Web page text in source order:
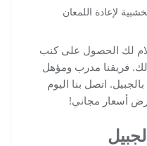
لإعادة اللمعان
لك الحصول على كنب
فريقنا مدرب ومؤهل
اتصل بنا اليوم
أسعار مجاني!